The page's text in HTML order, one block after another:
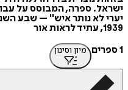
ישראל. ספרה, המבוסס על
1939, עתיד לראות אור
1 ספרים
מיון וסינון